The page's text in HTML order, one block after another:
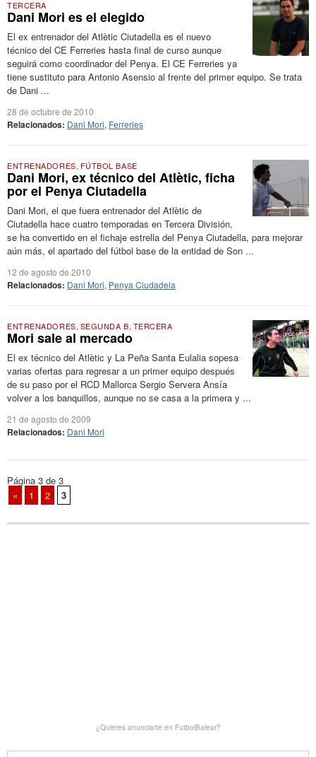
TERCERA
Dani Mori es el elegido
El ex entrenador del Atlètic Ciutadella es el nuevo
técnico del CE Ferreries hasta final de curso aunque
seguirá como coordinador del Penya. El CE Ferreries ya
tiene sustituto para Antonio Asensio al frente del primer equipo. Se trata
de Dani ...
28 de octubre de 2010
Relacionados: Dani Mori, Ferreries
ENTRENADORES, FÚTBOL BASE
Dani Mori, ex técnico del Atlètic, ficha
por el Penya Ciutadella
Dani Mori, el que fuera entrenador del Atlètic de
Ciutadella hace cuatro temporadas en Tercera División,
se ha convertido en el fichaje estrella del Penya Ciutadella, para mejorar
aún más, el apartado del fútbol base de la entidad de Son ...
12 de agosto de 2010
Relacionados: Dani Mori, Penya Ciudadela
ENTRENADORES, SEGUNDA B, TERCERA
Mori sale al mercado
El ex técnico del Atlètic y La Peña Santa Eulalia sopesa
varias ofertas para regresar a un primer equipo después
de su paso por el RCD Mallorca Sergio Servera Ansía
volver a los banquillos, aunque no se casa a la primera y ...
21 de agosto de 2009
Relacionados: Dani Mori
Página 3 de 3
«
1 2 3
¿Quieres anunciarte en FutbolBalear?